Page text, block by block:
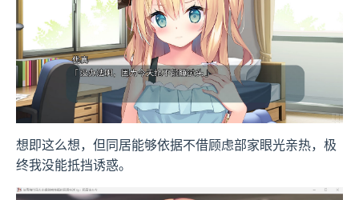
想即这么想，但同居能够依据不借顾虑部家眼光亲热，极
终我没能抵挡诱惑。